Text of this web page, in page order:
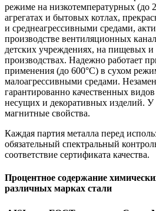
режиме на низкотемпературных (до
агрегатах и бытовых котлах,
и среднеагрессивными средами,
производстве вентиляционных
детских учреждениях, на пищевых и
производствах. Надежно работает
применения (до 600°С) в сухом
малоагрессивными средами.
гарантированно качественных
несущих и декоративных изделий. У
магнитные свойства.
Каждая партия металла перед
обязательный спектральный
соответствие сертификата качества.
Процентное содержание
различных марках стали